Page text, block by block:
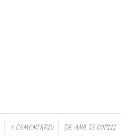
1 COMENTARIU
/ DE ANA SI COPIII